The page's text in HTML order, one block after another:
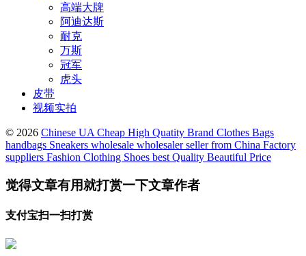
高端大牌
阿迪达斯
耐克
万斯
冠军
虎头
皮带
视频实拍
© 2026 Chinese UA Cheap High Quatity Brand Clothes Bags
handbags Sneakers wholesale wholesaler seller from China Factory
suppliers Fashion Clothing Shoes best Quality Beautiful Price
觉得文章有用就打赏一下文章作者
支付宝扫一扫打赏